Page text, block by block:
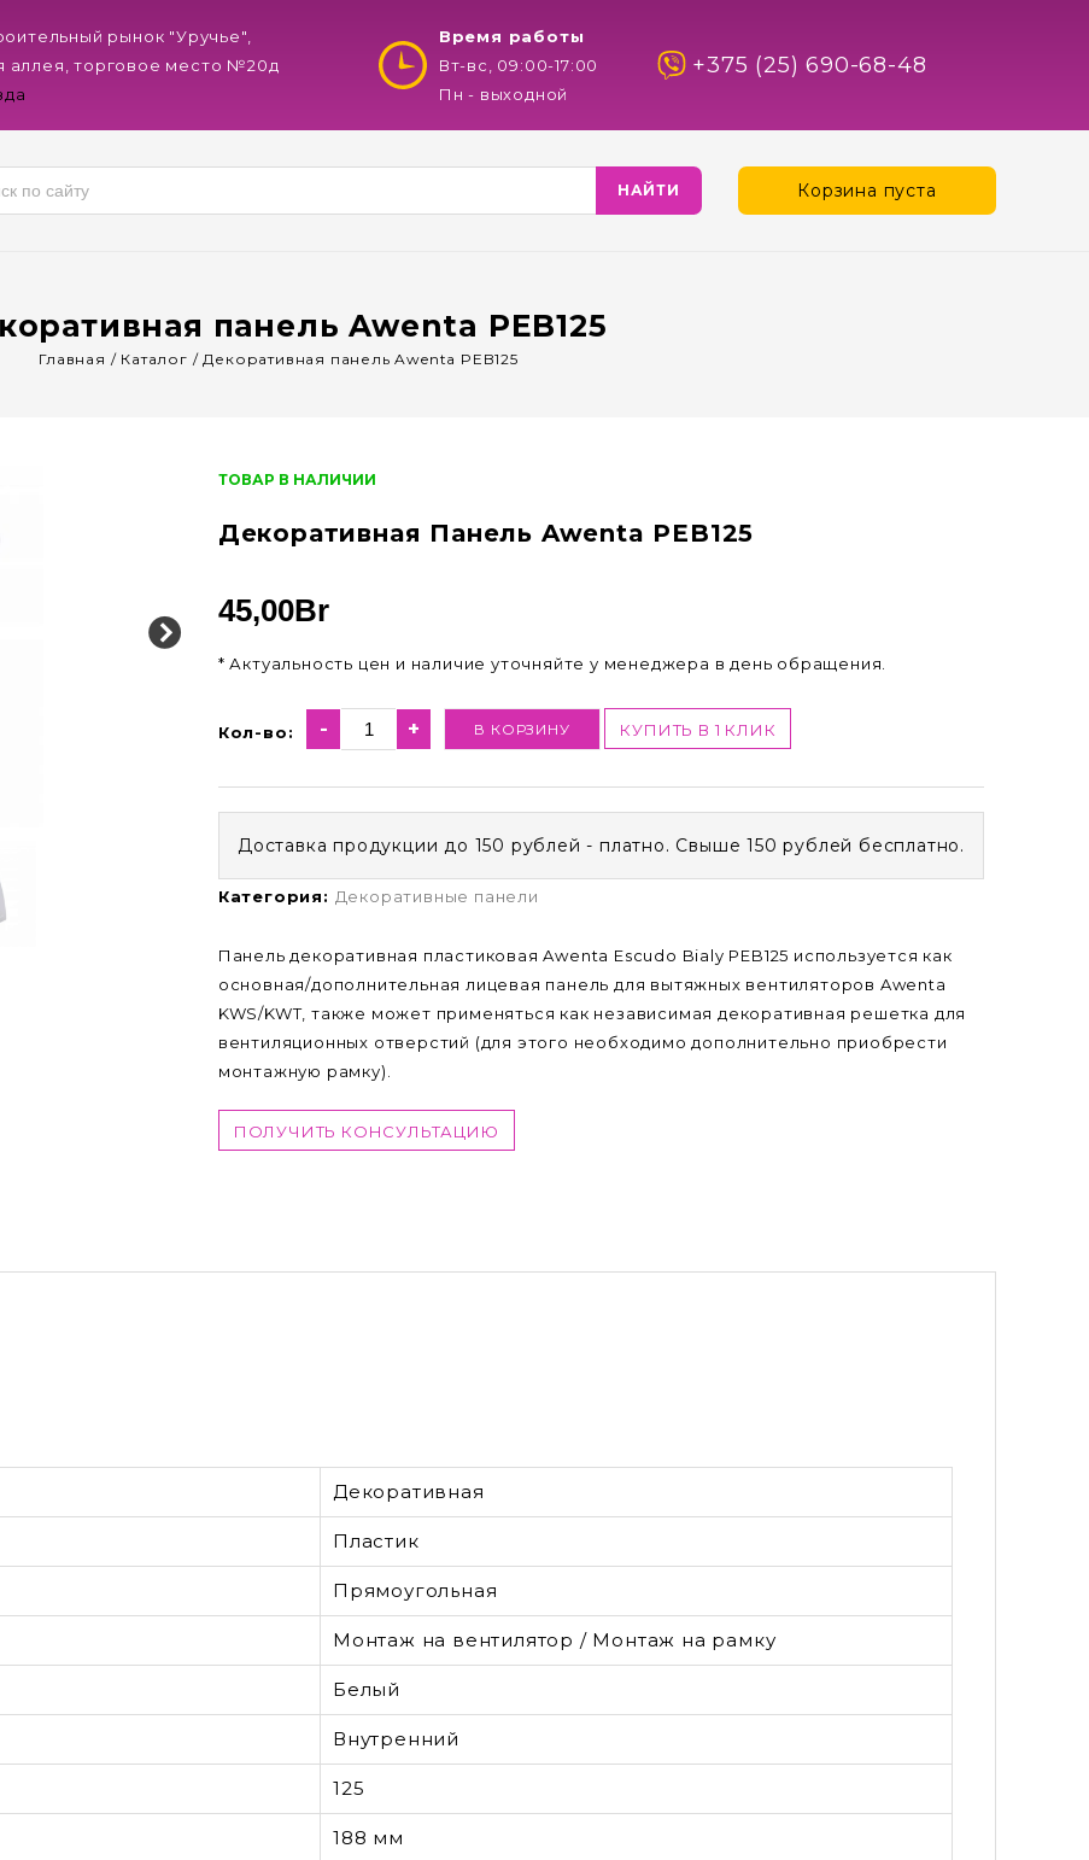
рынок "Уручье",
аллея, торговое место №20д
Время работы
Вт-вс, 09:00-17:00
Пн - выходной
+375 (25) 690-68-48
Корзина пуста
панель Awenta PEB125
Главная / Каталог /Декоративная панель Awenta PEB125
ТОВАР В НАЛИЧИИ
Декоративная Панель Awenta PEB125
45,00Br
* Актуальность цен и наличие уточняйте у менеджера в день обращения.
Кол-во: - + В КОРЗИНУ КУПИТЬ В 1 КЛИК
Доставка продукции до 150 рублей - платно. Свыше 150 рублей бесплатно.
Категория: Декоративные панели
Панель декоративная пластиковая Awenta Escudo Bialy PEB125 используется как
основная/дополнительная лицевая панель для вытяжных вентиляторов Awenta
KWS/KWT, также может применяться как независимая декоративная решетка для
вентиляционных отверстий (для этого необходимо дополнительно приобрести
монтажную рамку).
ПОЛУЧИТЬ КОНСУЛЬТАЦИЮ
Декоративная
Пластик
Прямоугольная
Монтаж на вентилятор / Монтаж на рамку
Белый
Внутренний
125
188 мм